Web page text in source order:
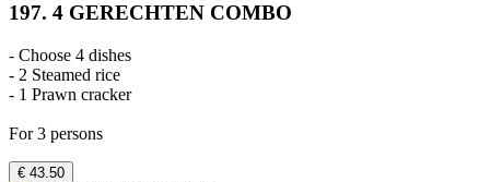
197. 4 GERECHTEN COMBO
- Choose 4 dishes
- 2 Steamed rice
- 1 Prawn cracker
For 3 persons
€ 43.50